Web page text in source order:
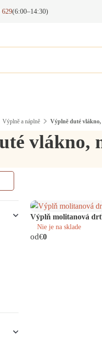
629(6:00–14:30)
Výplně a náplně Výplně duté
vlákno,
Výplň molitanová
Nie je na sklade
od€0